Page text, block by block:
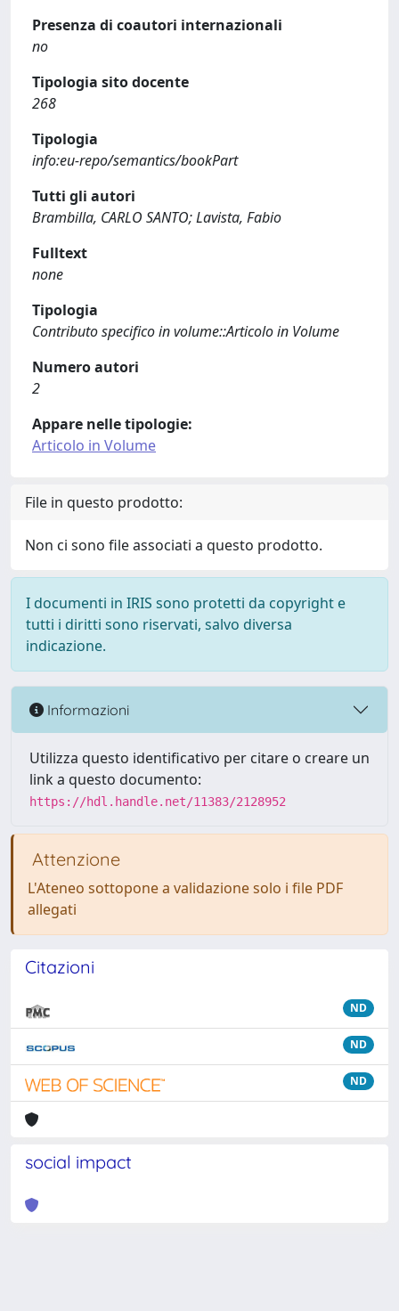
Presenza di coautori internazionali
no
Tipologia sito docente
268
Tipologia
info:eu-repo/semantics/bookPart
Tutti gli autori
Brambilla, CARLO SANTO; Lavista, Fabio
Fulltext
none
Tipologia
Contributo specifico in volume::Articolo in Volume
Numero autori
2
Appare nelle tipologie:
Articolo in Volume
File in questo prodotto:
Non ci sono file associati a questo prodotto.
I documenti in IRIS sono protetti da copyright e
tutti i diritti sono riservati, salvo diversa
indicazione.
Informazioni
Utilizza questo identificativo per citare o creare un
link a questo documento:
https://hdl.handle.net/11383/2128952
Attenzione
L'Ateneo sottopone a validazione solo i file PDF
allegati
Citazioni
ND
ND
ND
social impact